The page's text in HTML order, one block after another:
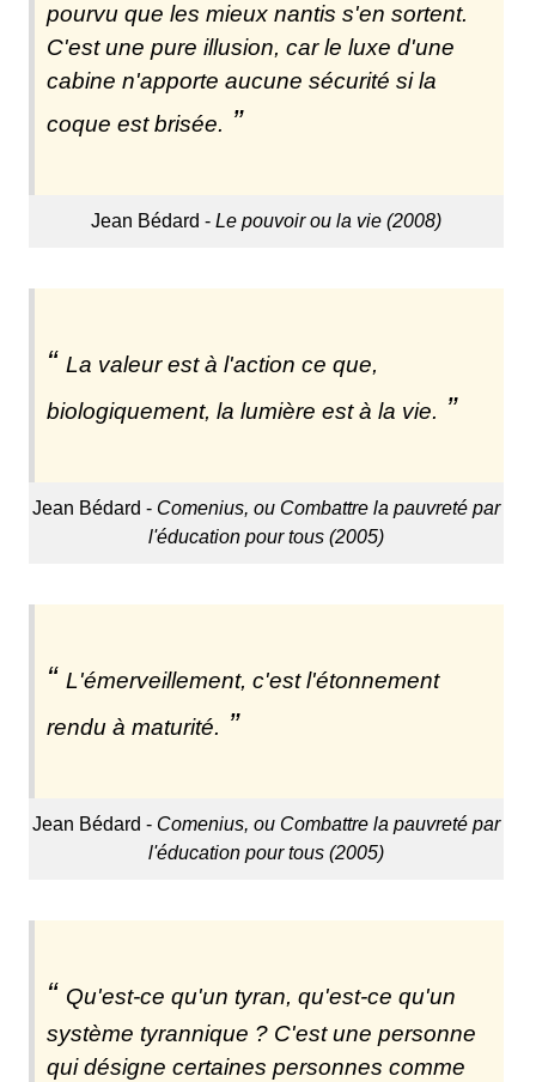
pourvu que les mieux nantis s'en sortent.
C'est une pure illusion, car le luxe d'une
cabine n'apporte aucune sécurité si la
coque est brisée.
Jean Bédard - Le pouvoir ou la vie (2008)
La valeur est à l'action ce que,
biologiquement, la lumière est à la vie.
Jean Bédard - Comenius, ou Combattre la pauvreté par
l'éducation pour tous (2005)
L'émerveillement, c'est l'étonnement
rendu à maturité.
Jean Bédard - Comenius, ou Combattre la pauvreté par
l'éducation pour tous (2005)
Qu'est-ce qu'un tyran, qu'est-ce qu'un
système tyrannique ? C'est une personne
qui désigne certaines personnes comme